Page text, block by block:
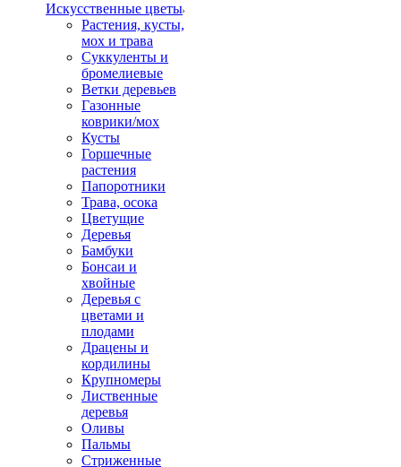
Искусственные цветы
Растения, кусты,
мох и трава
Суккуленты и
бромелиевые
Ветки деревьев
Газонные
коврики/мох
Кусты
Горшечные
растения
Папоротники
Трава, осока
Цветущие
Деревья
Бамбуки
Бонсаи и
хвойные
Деревья с
цветами и
плодами
Драцены и
кордилины
Крупномеры
Лиственные
деревья
Оливы
Пальмы
Стриженные